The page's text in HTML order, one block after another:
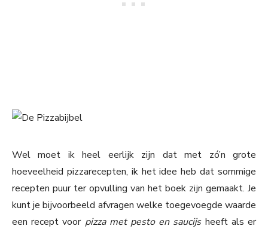
Wel moet ik heel eerlijk zijn dat met zó’n grote
hoeveelheid pizzarecepten, ik het idee heb dat sommige
recepten puur ter opvulling van het boek zijn gemaakt. Je
kunt je bijvoorbeeld afvragen welke toegevoegde waarde
een recept voor pizza met pesto en saucijs heeft als er